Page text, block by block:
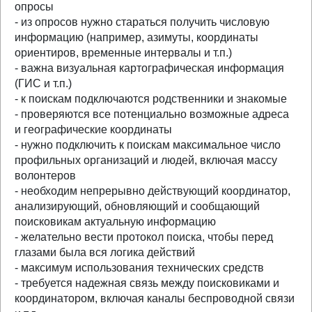
опросы
- из опросов нужно стараться получить числовую
информацию (например, азимуты, координаты
ориентиров, временные интервалы и т.п.)
- важна визуальная картографическая информация
(ГИС и т.п.)
- к поискам подключаются родственники и знакомые
- проверяются все потенциально возможные адреса
и географические координаты
- нужно подключить к поискам максимальное число
профильных организаций и людей, включая массу
волонтеров
- необходим непрерывно действующий координатор,
анализирующий, обновляющий и сообщающий
поисковикам актуальную информацию
- желательно вести протокол поиска, чтобы перед
глазами была вся логика действий
- максимум использования технических средств
- требуется надежная связь между поисковиками и
координатором, включая каналы беспроводной связи